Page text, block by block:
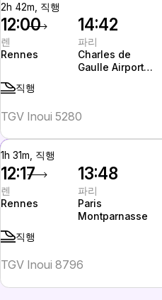
2h 42m, 직행
12:00
렌
Rennes
14:42
파리
Charles de
Gaulle Airport
직행
TGV Inoui 5280
1h 31m, 직행
12:17
렌
Rennes
13:48
파리
Paris
Montparnasse
직행
TGV Inoui 8796